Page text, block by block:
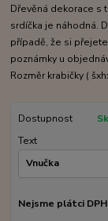
Dřevěná dekorace s
srdíčka je náhodná.
případě, že si
poznámky u
Rozměr krabičky (
Dostupnost
Text
Nejsme plátci DPH